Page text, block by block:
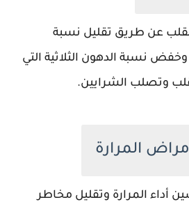
عن طريق تقليل نسبة
نسبة الدهون الثلاثية التي
وتصلب الشرايين.
أداء المرارة وتقليل مخاطر